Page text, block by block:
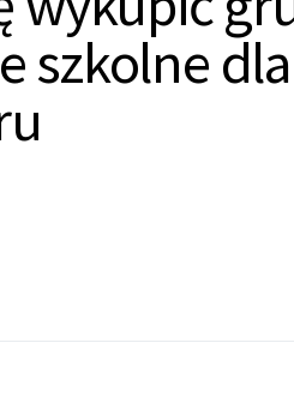
szkolne